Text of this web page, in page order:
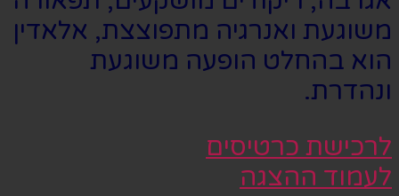
משוגעת ואנרגיה מתפוצצת, אלאדין
הוא בהחלט הופעה משוגעת
ונהדרת.
לרכישת כרטיסים
לעמוד ההצגה